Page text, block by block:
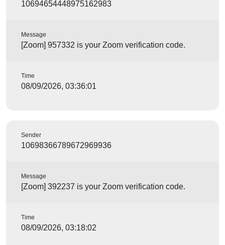
10694654448975162983
Message
[Zoom] 957332 is your Zoom verification code.
Time
08/09/2026, 03:36:01
Sender
10698366789672969936
Message
[Zoom] 392237 is your Zoom verification code.
Time
08/09/2026, 03:18:02